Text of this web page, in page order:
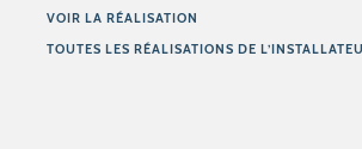
VOIR LA RÉALISATION
TOUTES LES RÉALISATIONS DE